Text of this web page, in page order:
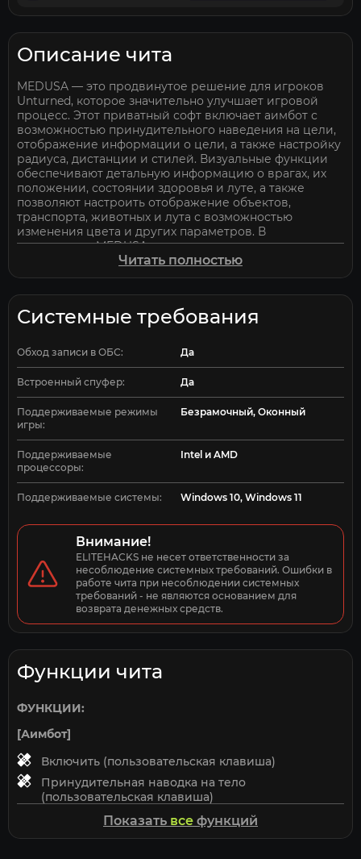
Описание чита
MEDUSA — это продвинутое решение для игроков
Unturned, которое значительно улучшает игровой
процесс. Этот приватный софт включает аимбот с
возможностью принудительного наведения на цели,
отображение информации о цели, а также настройку
радиуса, дистанции и стилей. Визуальные функции
обеспечивают детальную информацию о врагах, их
положении, состоянии здоровья и луте, а также
позволяют настроить отображение объектов,
транспорта, животных и лута с возможностью
изменения цвета и других параметров. В
дополнение, MEDUSA включает множество полезных
опций, таких как анти-слежка, авто-подбор
предметов, изменение времени и погоды, а также
Конфигурируемый интерфейс и поддержка
различных языков делают этот софт универсальным
преимущество в Unturned.
Читать полностью
Системные требования
Обход записи в ОБС: Да
Встроенный спуфер: Да
Поддерживаемые режимы
игры:
Безрамочный, Оконный
Поддерживаемые
процессоры:
Intel и AMD
Поддерживаемые системы: Windows 10, Windows 11
Внимание!
ELITEHACKS не несет ответственности за
несоблюдение системных требований. Ошибки в
работе чита при несоблюдении системных
требований - не являются основанием для
возврата денежных средств.
Функции чита
ФУНКЦИИ:
[Аимбот]
Включить (пользовательская клавиша)
Принудительная наводка на тело
(пользовательская клавиша)
Автоматическое определение максимальной
Показать все функций